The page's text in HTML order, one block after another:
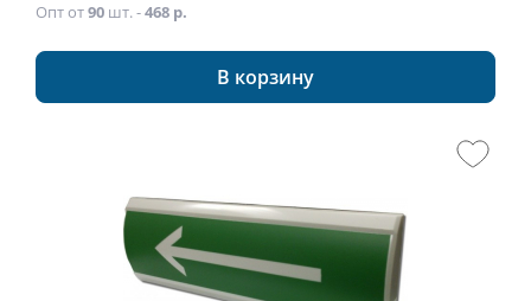
Опт от90 шт. -468 р.
В корзину